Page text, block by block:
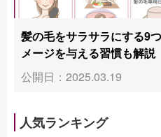
髪の毛をサラサラにする9
メージを与える習慣も解説
公開日：2025.03.19
人気ランキング